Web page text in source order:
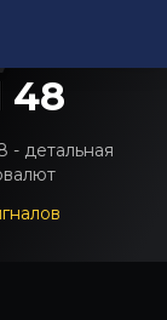
48
- детальная